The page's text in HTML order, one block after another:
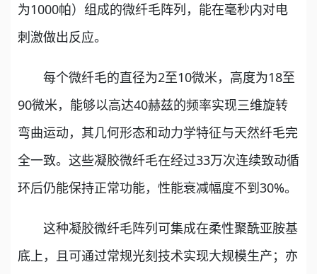
为1000帕）组成的微纤毛阵列，能在毫秒内对电
刺激做出反应。
每个微纤毛的直径为2至10微米，高度为18至
90微米，能够以高达40赫兹的频率实现三维旋转
弯曲运动，其几何形态和动力学特征与天然纤毛完
全一致。这些凝胶微纤毛在经过33万次连续致动循
环后仍能保持正常功能，性能衰减幅度不到30%。
这种凝胶微纤毛阵列可集成在柔性聚酰亚胺基
底上，且可通过常规光刻技术实现大规模生产；亦